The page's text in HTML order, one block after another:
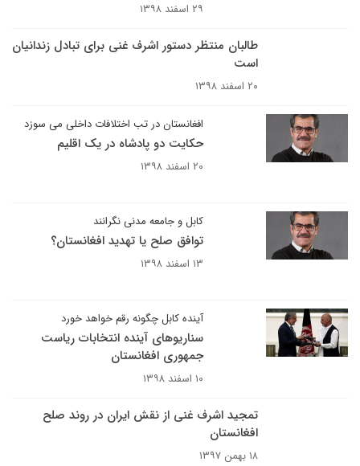
۲۹ اسفند ۱۳۹۸
طالبان منتظر دستور اشرف غنی برای تبادل زندانیان
است
۲۰ اسفند ۱۳۹۸
افغانستان در تب اختلافات داخلی می سوزد
حکایت دو پادشاه در یک اقلیم
۲۰ اسفند ۱۳۹۸
کابل و جامعه مدنی نگرانند
توافق صلح یا تهدید افغانستان؟
۱۳ اسفند ۱۳۹۸
آینده کابل چگونه رقم خواهد خورد
سناریوهای آینده انتخابات ریاست
جمهوری افغانستان
۱۰ اسفند ۱۳۹۸
تمجید اشرف غنی از نقش ایران در روند صلح
افغانستان
۱۸ بهمن ۱۳۹۷